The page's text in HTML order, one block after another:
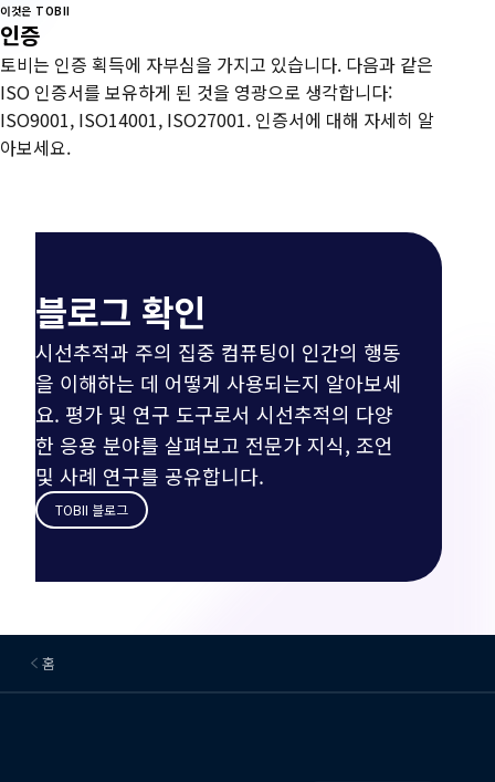
이것은 TOBII
인증
토비는 인증 획득에 자부심을 가지고 있습니다. 다음과 같은
ISO 인증서를 보유하게 된 것을 영광으로 생각합니다:
ISO9001, ISO14001, ISO27001. 인증서에 대해 자세히 알
아보세요.
블로그 확인
시선추적과 주의 집중 컴퓨팅이 인간의 행동
을 이해하는 데 어떻게 사용되는지 알아보세
요. 평가 및 연구 도구로서 시선추적의 다양
한 응용 분야를 살펴보고 전문가 지식, 조언
및 사례 연구를 공유합니다.
TOBII 블로그
홈